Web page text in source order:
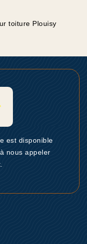
toiture Plouisy
est disponible
nous appeler